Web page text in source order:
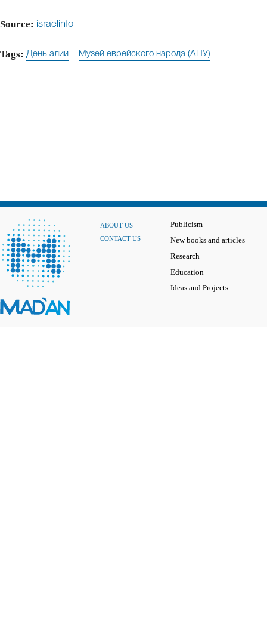
Source: israelinfo
Tags: День алии Музей еврейского народа (АНУ)
ABOUT US
CONTACT US
Publicism
New books and articles
Research
Education
Ideas and Projects